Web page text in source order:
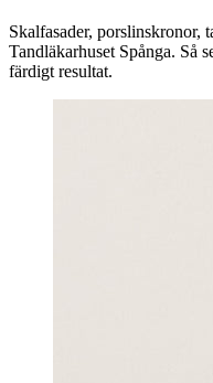
Skalfasader, porslinskronor,
Tandläkarhuset Spånga. Så
färdigt resultat.